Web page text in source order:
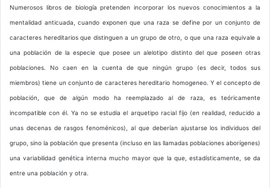
Numerosos libros de biología pretenden incorporar los nuevos conocimientos a la
mentalidad anticuada, cuando exponen que una raza se define por un conjunto de
caracteres hereditarios que distinguen a un grupo de otro, o que una raza equivale a
una población de la especie que posee un alelotipo distinto del que poseen otras
poblaciones. No caen en la cuenta de que ningún grupo (es decir, todos sus
miembros) tiene un conjunto de caracteres hereditario homogeneo. Y el concepto de
población, que de algún modo ha reemplazado al de raza, es teóricamente
incompatible con él. Ya no se estudia el arquetipo racial fijo (en realidad, reducido a
unas decenas de rasgos fenoménicos), al que deberían ajustarse los individuos del
grupo, sino la población que presenta (incluso en las llamadas poblaciones aborígenes)
una variabilidad genética interna mucho mayor que la que, estadísticamente, se da
entre una población y otra.